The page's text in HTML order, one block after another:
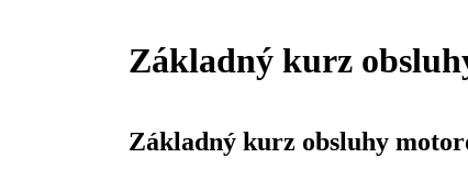
Základný kurz
Základný kurz obsluhy